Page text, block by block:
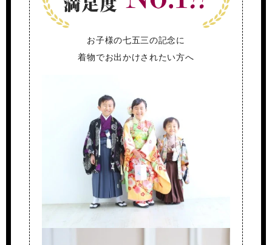
お子様の七五三の記念に
着物でお出かけされたい方へ